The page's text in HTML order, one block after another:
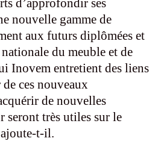
d’approfondir ses
nouvelle gamme de
aux futurs diplômées et
du meuble et de
Inovem entretient des liens
ces nouveaux
de nouvelles
seront très utiles sur le
t-il.